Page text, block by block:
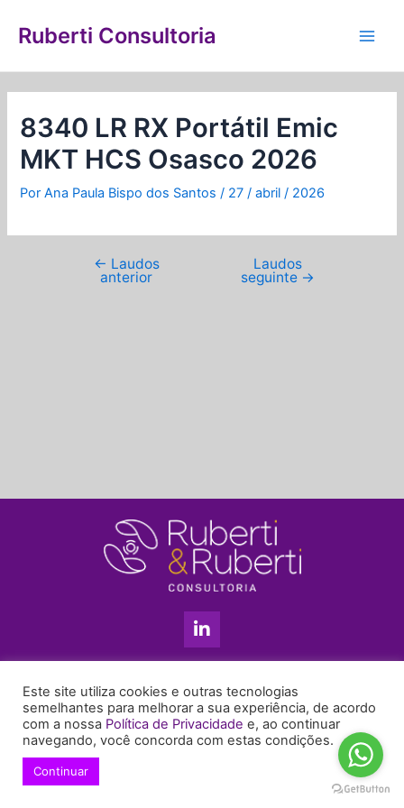
para
conteúdo
Ruberti Consultoria
8340 LR RX Portátil Emic
MKT HCS Osasco 2026
PorAna Paula Bispo dos Santos/ 27 / abril / 2026
de
← Laudos
anterior
Laudos
seguinte →
L
i
n
e
d
i
n
+55 11 99655-6439
enyruberti@ruberticonsultoria.com.br
Este site utiliza cookies e outras tecnologias
semelhantes para melhorar a sua experiência, de acordo
com a nossa Política de Privacidade e, ao continuar
navegando, você concorda com estas condições.
Continuar